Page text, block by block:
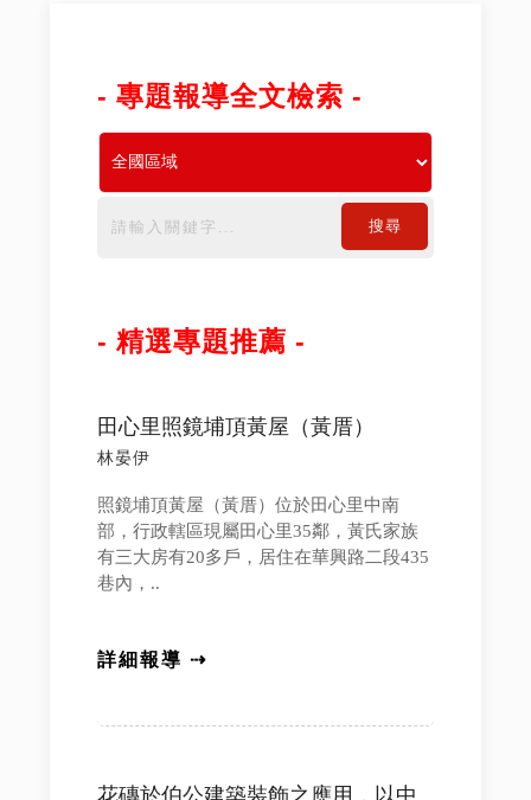
- 專題報導全文檢索 -
搜尋
- 精選專題推薦 -
田心里照鏡埔頂黃屋（黃厝）
林晏伊
照鏡埔頂黃屋（黃厝）位於田心里中南
部，行政轄區現屬田心里35鄰，黃氏家族
有三大房有20多戶，居住在華興路二段435
巷內，..
詳細報導 ⇢
花磚於伯公建築裝飾之應用，以中